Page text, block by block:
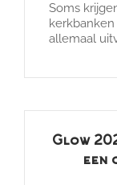
Soms
allemaal
Glow
een